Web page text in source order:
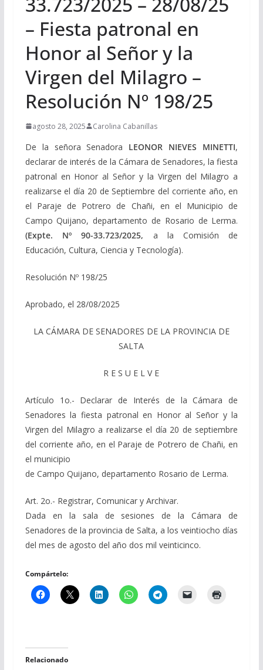
– Fiesta patronal en
Honor al Señor y la
Virgen del Milagro –
Resolución Nº 198/25
agosto 28, 2025 Carolina Cabanillas
De la señora Senadora LEONOR NIEVES MINETTI,
declarar de interés de la Cámara de Senadores, la fiesta
patronal en Honor al Señor y la Virgen del Milagro a
realizarse el día 20 de Septiembre del corriente año, en
el Paraje de Potrero de Chañi, en el Municipio de
Campo Quijano, departamento de Rosario de Lerma.
(Expte. Nº 90-33.723/2025, a la Comisión de
Educación, Cultura, Ciencia y Tecnología).
Resolución Nº 198/25
Aprobado, el 28/08/2025
LA CÁMARA DE SENADORES DE LA PROVINCIA DE
SALTA
R E S U E L V E
Artículo 1o.- Declarar de Interés de la Cámara de
Senadores la fiesta patronal en Honor al Señor y la
Virgen del Milagro a realizarse el día 20 de septiembre
del corriente año, en el Paraje de Potrero de Chañi, en
el municipio
de Campo Quijano, departamento Rosario de Lerma.
Art. 2o.- Registrar, Comunicar y Archivar.
Dada en la sala de sesiones de la Cámara de
Senadores de la provincia de Salta, a los veintiocho días
del mes de agosto del año dos mil veinticinco.
Compártelo:
Relacionado